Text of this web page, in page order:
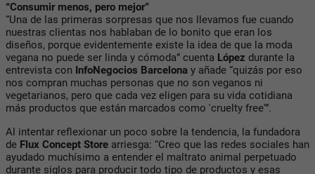
“Consumir menos, pero mejor”
“Una de las primeras sorpresas que nos llevamos fue cuando
nuestras clientas nos hablaban de lo bonito que eran los
diseños, porque evidentemente existe la idea de que la moda
vegana no puede ser linda y cómoda” cuenta López durante la
entrevista con InfoNegocios Barcelona y añade “quizás por eso
nos compran muchas personas que no son veganos ni
vegetarianos, pero que cada vez eligen para su vida cotidiana
más productos que están marcados como 'cruelty free'”.
Al intentar reflexionar un poco sobre la tendencia, la fundadora
de Flux Concept Store arriesga: “Creo que las redes sociales han
ayudado muchísimo a entender el maltrato animal perpetuado
durante siglos para producir todo tipo de productos y esas